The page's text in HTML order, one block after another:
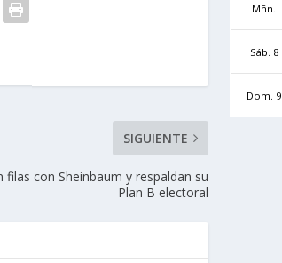
SIGUIENTE
filas con Sheinbaum y respaldan su
Plan B electoral
Mñn.
Sáb. 8
Dom. 9